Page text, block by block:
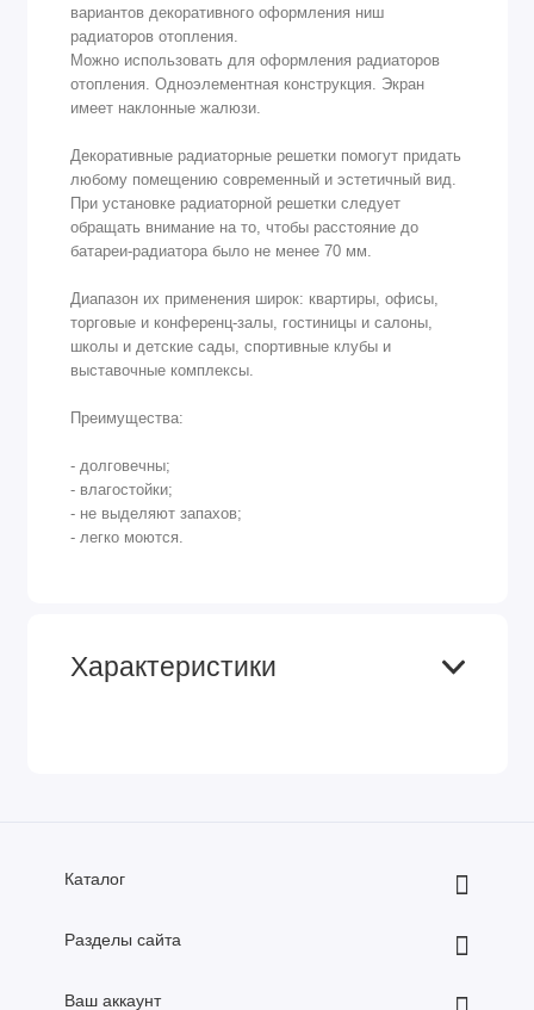
вариантов декоративного оформления ниш
радиаторов отопления.
Можно использовать для оформления радиаторов
отопления. Одноэлементная конструкция. Экран
имеет наклонные жалюзи.
Декоративные радиаторные решетки помогут придать
любому помещению современный и эстетичный вид.
При установке радиаторной решетки следует
обращать внимание на то, чтобы расстояние до
батареи-радиатора было не менее 70 мм.
Диапазон их применения широк: квартиры, офисы,
торговые и конференц-залы, гостиницы и салоны,
школы и детские сады, спортивные клубы и
выставочные комплексы.
Преимущества:
- долговечны;
- влагостойки;
- не выделяют запахов;
- легко моются.
Характеристики
Каталог
Разделы сайта
Ваш аккаунт